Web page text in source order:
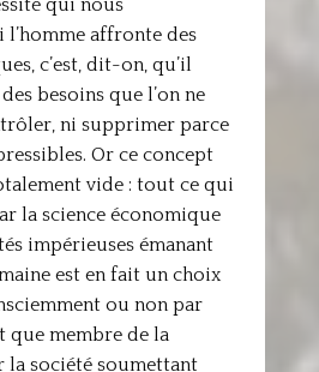
qui nous
l’homme affronte des
c’est, dit-on, qu’il
besoins que l’on ne
ni supprimer parce
Or ce concept
vide : tout ce qui
la science économique
impérieuses émanant
est en fait un choix
ou non par
que membre de la
la société soumettant